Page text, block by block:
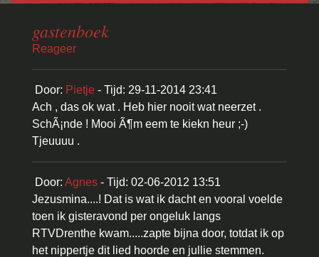
gastenboek
Reageer
Door: Pietje - Tijd: 29-11-2014 23:41
Ach , das ok wat . Heb hier nooit wat neerzet .
SchÃ¡nde ! Mooi Ã¶m eem te kiekn heur ;-)
Tjeuuuu .
Door: Agnes - Tijd: 02-06-2012 13:51
Jezusmina....! Dat is wat ik dacht en vooral voelde
toen ik gisteravond per ongeluk langs
RTVDrenthe kwam.....zapte bijna door, totdat ik op
het nippertje dit lied hoorde en jullie stemmen.